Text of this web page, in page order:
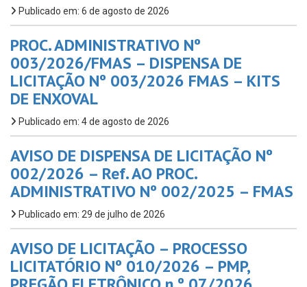
Publicado em: 6 de agosto de 2026
PROC. ADMINISTRATIVO Nº
003/2026/FMAS – DISPENSA DE
LICITAÇÃO Nº 003/2026 FMAS – KITS
DE ENXOVAL
Publicado em: 4 de agosto de 2026
AVISO DE DISPENSA DE LICITAÇÃO Nº
002/2026 – Ref. AO PROC.
ADMINISTRATIVO Nº 002/2025 – FMAS
Publicado em: 29 de julho de 2026
AVISO DE LICITAÇÃO – PROCESSO
LICITATÓRIO Nº 010/2026 – PMP,